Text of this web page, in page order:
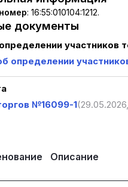
: 16:55:010104:1212.
документы
участников
определении
№16099-1
Описание